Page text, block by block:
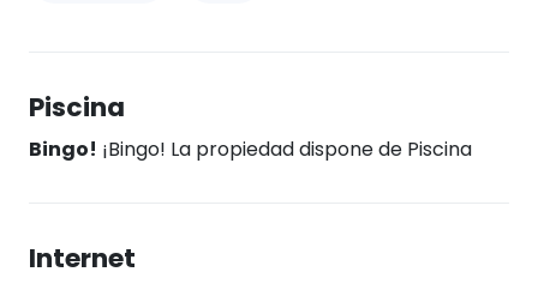
Piscina
Bingo! ¡Bingo! La propiedad dispone de Piscina
Internet